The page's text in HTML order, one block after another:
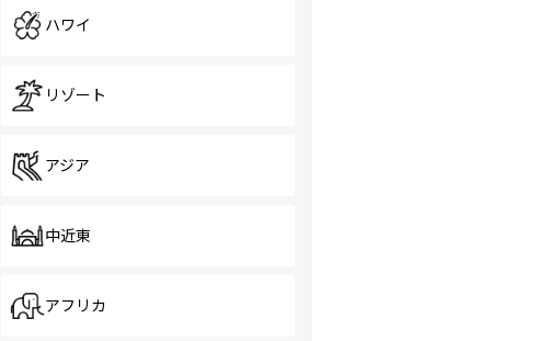
ハワイ
リゾート
アジア
中近東
アフリカ